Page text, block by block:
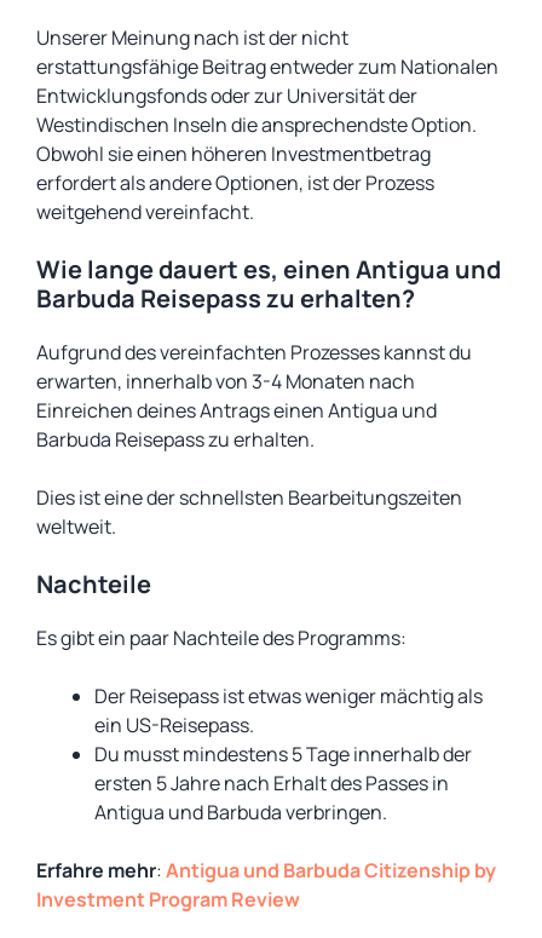
Unserer Meinung nach ist der nicht
erstattungsfähige Beitrag entweder zum Nationalen
Entwicklungsfonds oder zur Universität der
Westindischen Inseln die ansprechendste Option.
Obwohl sie einen höheren Investmentbetrag
erfordert als andere Optionen, ist der Prozess
weitgehend vereinfacht.
Wie lange dauert es, einen Antigua und
Barbuda Reisepass zu erhalten?
Aufgrund des vereinfachten Prozesses kannst du
erwarten, innerhalb von 3-4 Monaten nach
Einreichen deines Antrags einen Antigua und
Barbuda Reisepass zu erhalten.
Dies ist eine der schnellsten Bearbeitungszeiten
weltweit.
Nachteile
Es gibt ein paar Nachteile des Programms:
Der Reisepass ist etwas weniger mächtig als
ein US-Reisepass.
Du musst mindestens 5 Tage innerhalb der
ersten 5 Jahre nach Erhalt des Passes in
Antigua und Barbuda verbringen.
Erfahre mehr:Antigua und Barbuda Citizenship by
Investment Program Review